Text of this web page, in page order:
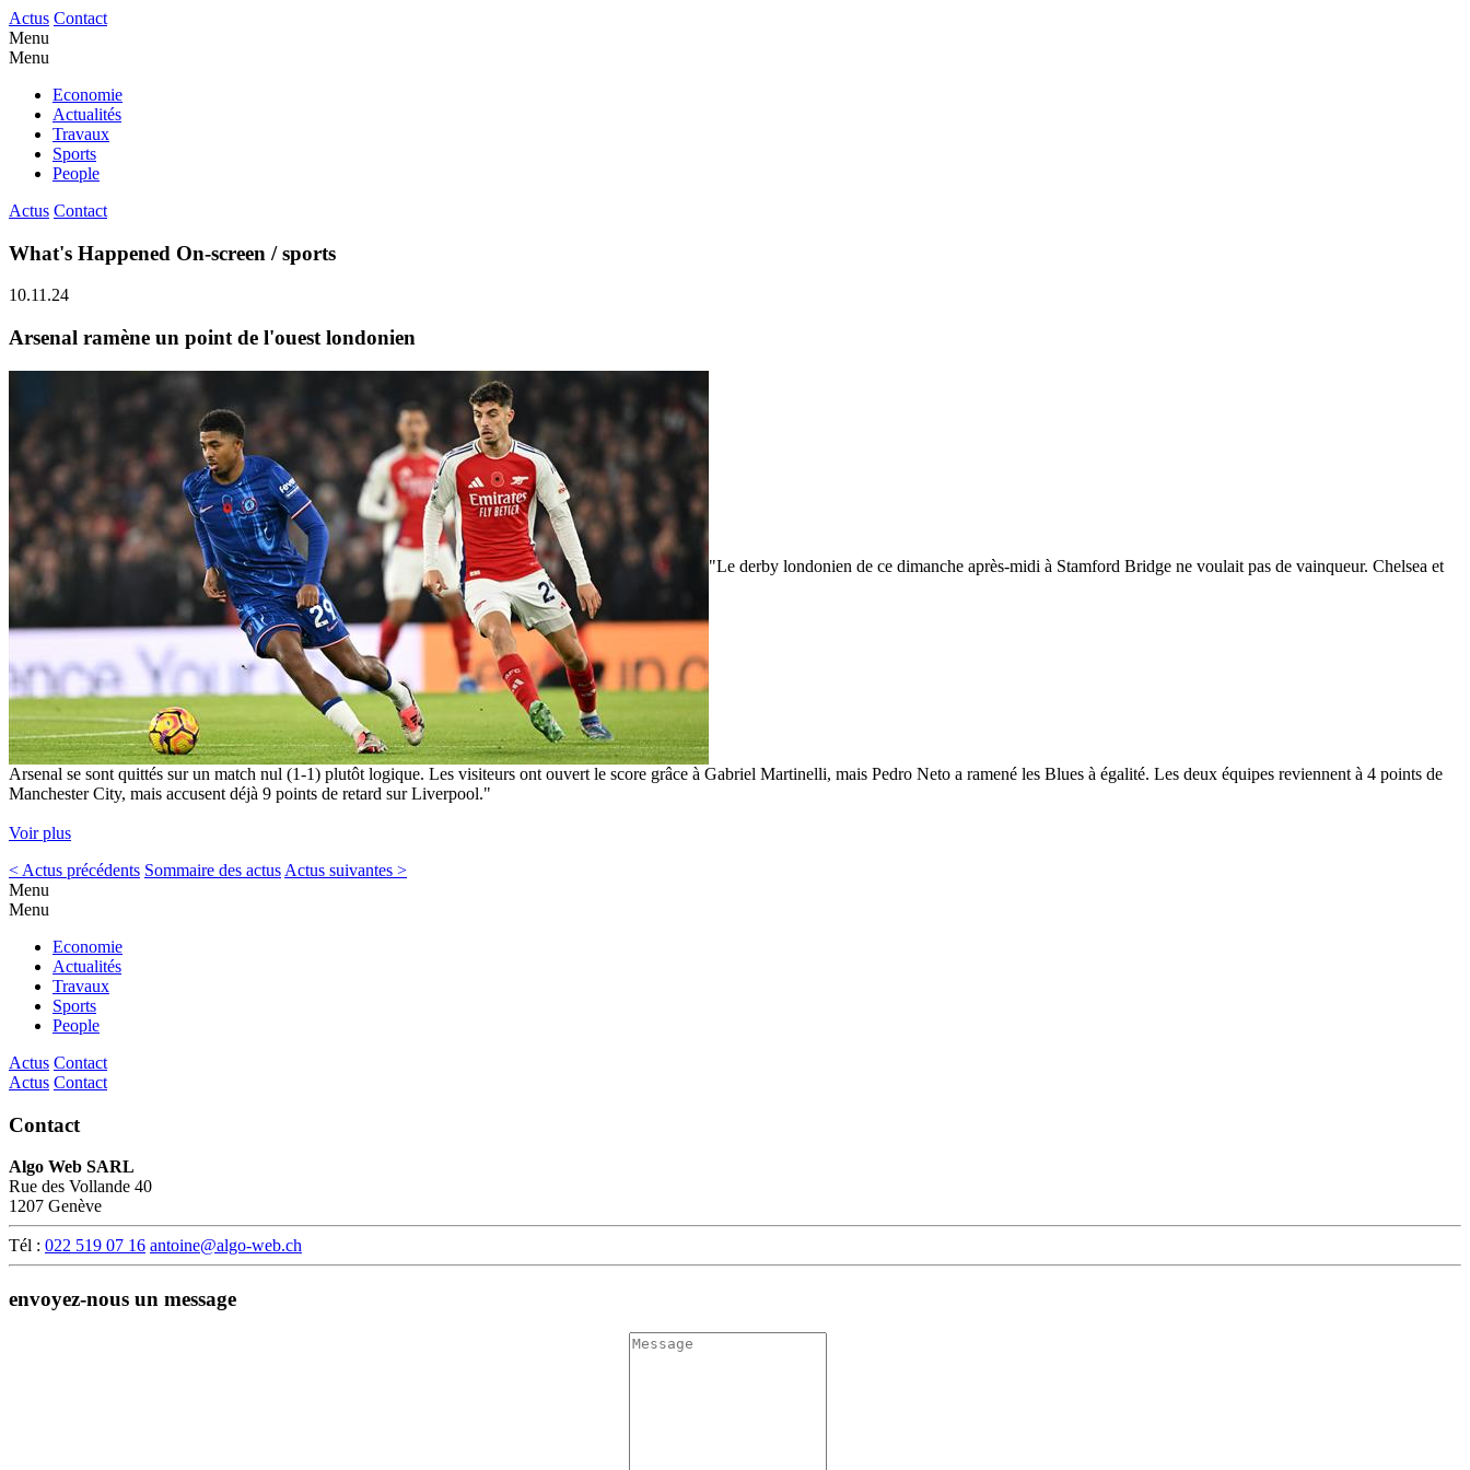
Actus Contact
Menu
Menu
Economie
Actualités
Travaux
Sports
People
Actus Contact
What's Happened On-screen / sports
10.11.24
Arsenal ramène un point de l'ouest londonien
"Le derby londonien de ce dimanche après-midi à Stamford Bridge ne voulait pas de vainqueur. Chelsea et
Arsenal se sont quittés sur un match nul (1-1) plutôt logique. Les visiteurs ont ouvert le score grâce à Gabriel Martinelli, mais Pedro Neto a ramené les Blues à égalité. Les deux équipes reviennent à 4 points de
Manchester City, mais accusent déjà 9 points de retard sur Liverpool."
Voir plus
< Actus précédents Sommaire des actus Actus suivantes >
Menu
Menu
Economie
Actualités
Travaux
Sports
People
Actus Contact
Actus Contact
Contact
Algo Web SARL
Rue des Vollande 40
1207 Genève
Tél : 022 519 07 16 antoine@algo-web.ch
envoyez-nous un message